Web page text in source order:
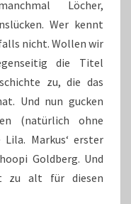
Löcher,
Wer kennt
nicht. Wollen wir
die Titel
zu, die das
Und nun gucken
(natürlich ohne
Markus‘ erster
Goldberg. Und
zu alt für diesen